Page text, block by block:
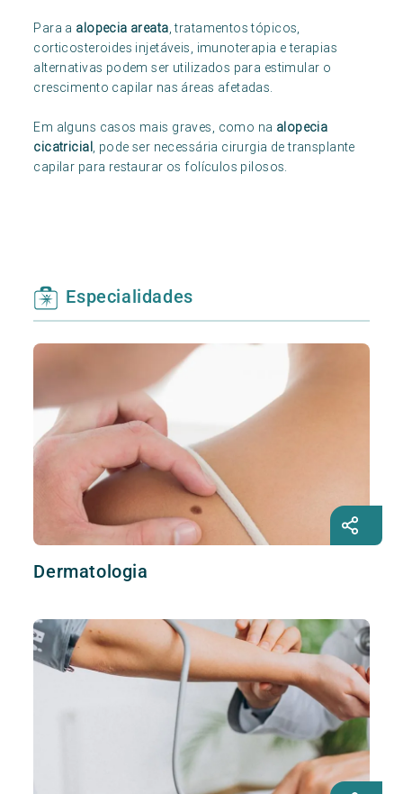
Para a alopecia areata, tratamentos tópicos,
corticosteroides injetáveis, imunoterapia e terapias
alternativas podem ser utilizados para estimular o
crescimento capilar nas áreas afetadas.
Em alguns casos mais graves, como na alopecia
cicatricial, pode ser necessária cirurgia de transplante
capilar para restaurar os folículos pilosos.
Especialidades
Dermatologia